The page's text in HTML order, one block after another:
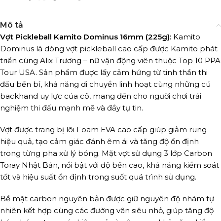
Mô tả
Vợt Pickleball Kamito Dominus 16mm (225g): Kamito
Dominus là dòng vợt pickleball cao cấp được Kamito phát
triển cùng Alix Trương – nữ vận động viên thuộc Top 10 PPA
Tour USA. Sản phẩm được lấy cảm hứng từ tinh thần thi
đấu bền bỉ, khả năng di chuyển linh hoạt cùng những cú
backhand uy lực của cô, mang đến cho người chơi trải
nghiệm thi đấu mạnh mẽ và đầy tự tin.
Vợt được trang bị lõi Foam EVA cao cấp giúp giảm rung
hiệu quả, tạo cảm giác đánh êm ái và tăng độ ổn định
trong từng pha xử lý bóng. Mặt vợt sử dụng 3 lớp Carbon
Toray Nhật Bản, nổi bật với độ bền cao, khả năng kiểm soát
tốt và hiệu suất ổn định trong suốt quá trình sử dụng.
Bề mặt carbon nguyên bản được giữ nguyên độ nhám tự
nhiên kết hợp cùng các đường vân siêu nhỏ, giúp tăng độ